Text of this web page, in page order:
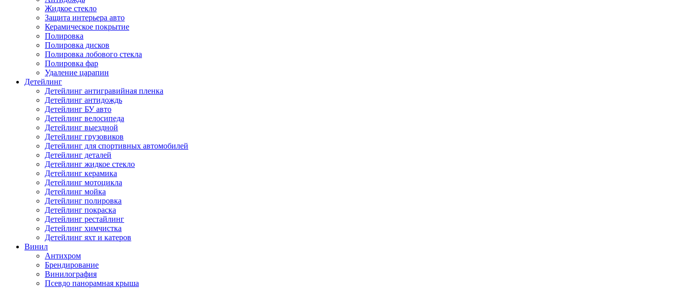
Жидкое стекло
Защита интерьера авто
Керамическое покрытие
Полировка
Полировка дисков
Полировка лобового стекла
Полировка фар
Удаление царапин
Детейлинг
Детейлинг антигравийная пленка
Детейлинг антидождь
Детейлинг БУ авто
Детейлинг велосипеда
Детейлинг выездной
Детейлинг грузовиков
Детейлинг для спортивных автомобилей
Детейлинг деталей
Детейлинг жидкое стекло
Детейлинг керамика
Детейлинг мотоцикла
Детейлинг мойка
Детейлинг полировка
Детейлинг покраска
Детейлинг рестайлинг
Детейлинг химчистка
Детейлинг яхт и катеров
Винил
Антихром
Брендирование
Винилография
Псевдо панорамная крыша